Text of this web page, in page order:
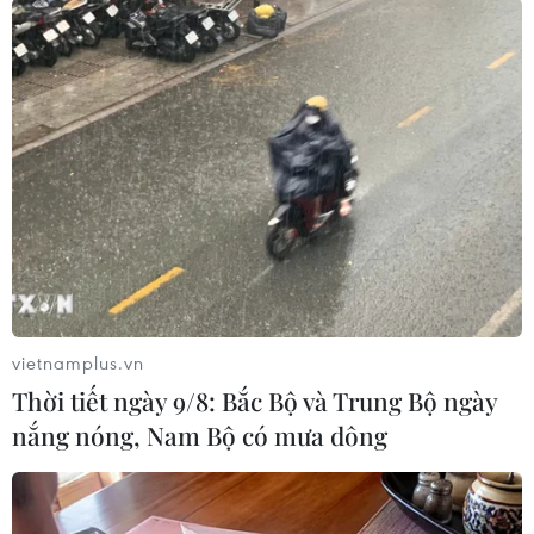
nước khẳng định với tinh thần đoàn kết, “trên,
dưới” đồng lòng, “trong, ngoài” như một, với
bản lĩnh vững vàng, hành động mạnh mẽ, sáng
tạo, chúng ta đã thực hiện “nhiệm vụ kép,” vừa
thích ứng, linh hoạt kiểm soát dịch, vừa giữ
vững ổn định kinh tế-xã hội, đạt nhiều thành
tích và dấu ấn lớn. Nhiều sự kiện chính trị trọng
đại của đất nước được tổ chức thành công.
vietnamplus.vn
Thời tiết ngày 9/8: Bắc Bộ và Trung Bộ ngày
nắng nóng, Nam Bộ có mưa dông